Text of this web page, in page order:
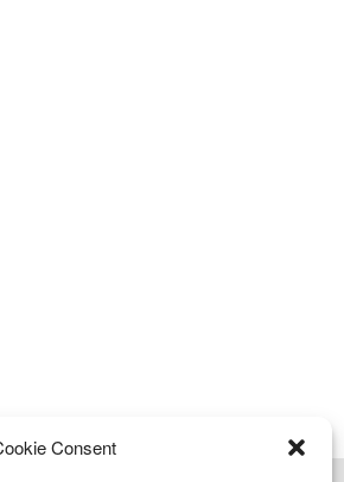
Consent